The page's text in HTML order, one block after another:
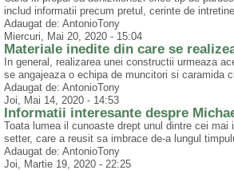
includ informatii precum pretul, cerinte de
Adaugat de: AntonioTony
Miercuri, Mai 20, 2020 - 15:04
Materiale inedite din care se
In general, realizarea unei constructii urmeaza
se angajeaza o echipa de muncitori si caramida
Adaugat de: AntonioTony
Joi, Mai 14, 2020 - 14:53
Informatii interesante despre
Toata lumea il cunoaste drept unul dintre cei
setter, care a reusit sa imbrace de-a lungul
Adaugat de: AntonioTony
Joi, Martie 19, 2020 - 22:25